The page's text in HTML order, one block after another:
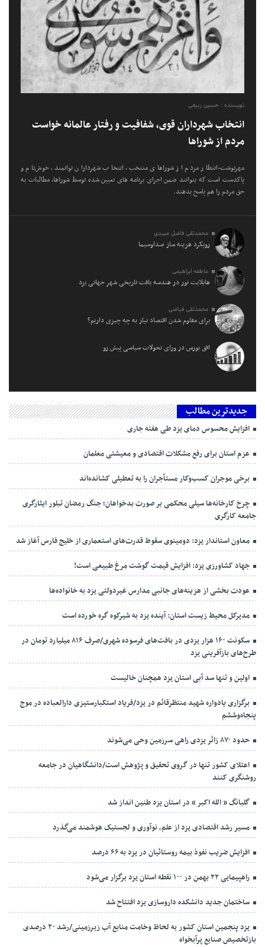
نویسنده : حسین ربیعی
انتخاب شهرداران قوی، شفافیت و رفتار عالمانه خواست
مردم از شوراها
مهرنوشت-انتظار مردم از شوراهای منتخب، انتخاب شهرداران توانمند، خوش‌نام و
پاکدست است که بتوانند ضمن اجرای برنامه های تعیین شده توسط شوراها، مطالبات به
حق مردم را هم پاسخ بدهند.
محمدتقی فاضل میبدی
رویکرد هزینه ساز صداوسیما
عاطفه ابراهیمی
هایلایت نور در هندسه بافت تاریخی شهر جهانی یزد
محمدتقی فیاضی
برای مقاوم شدن اقتصاد نیاز به چه چیزی داریم؟
افق بورس در ورای تحولات سیاسی پیش‌ رو
جدیدترین مطالب
افزایش محسوس دمای یزد طی هفته جاری
عزم استان برای رفع مشکلات اقتصادی و معیشتی معلمان
برخی موجران کسب‌وکار مستأجران را به تعطیلی کشانده‌اند
چرخ کارخانه‌ها سیلی محکمی بر صورت بدخواهان؛ جنگ رمضان تبلور ایثارگری
جامعه کارگری
معاون استاندار یزد: دومینوی سقوط قدرت‌های استعماری از خلیج فارس آغاز شد
جهاد کشاورزی یزد: افزایش قیمت گوشت مرغ طبیعی است!
عودت بخشی از هزینه‌های جانبی مدارس غیردولتی یزد به خانواده‌ها
مدیرکل محیط زیست استان: آینده یزد به شیرکوه گره خورده است
سکونت ۱۶۰ هزار یزدی در بافت‌های فرسوده شهری/صرف ۸۱۶ میلیارد تومان در
طرح‌های بازآفرینی یزد
اولین و تنها سد آبی استان یزد همچنان خالیست
برگزاری یادواره شهید منتظرقائم در یزد/فریاد استکبارستیزی دارالعباده در موج
پنجاه‌وششم
حدود ۸۷۰ زائر یزدی راهی سرزمین وحی می‌شوند
اعتلای کشور تنها در گروی تحقیق و پژوهش است/دانشگاهیان در جامعه
روشنگری کنند
گلبانگ « الله اکبر » در استان یزد طنین انداز شد
مسیر رشد اقتصادی یزد از علم، نوآوری و لجستیک هوشمند می‌گذرد
افزایش ضریب نفوذ بیمه روستائیان در یزد به ۶۶ درصد
راهپیمایی ۲۲ بهمن در ۱۰۰ نقطه استان یزد برگزار می‌شود
ساختمان جدید دانشکده داروسازی یزد افتتاح شد
یزد پنجمین استان کشور به لحاظ وخامت منابع آب زیرزمینی/رشد ۲۰ درصدی
بازتخصیص صنایع پرآبخواه